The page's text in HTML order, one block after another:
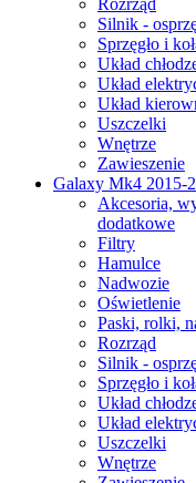
Rozrząd
Silnik -
Sprzęgło i
Układ
Układ
Układ
Uszczelki
Wnętrze
Zawieszenie
Galaxy Mk4 2015-
Akcesoria,
dodatkowe
Filtry
Hamulce
Nadwozie
Oświetlenie
Paski, rolki,
Rozrząd
Silnik -
Sprzęgło i
Układ
Układ
Uszczelki
Wnętrze